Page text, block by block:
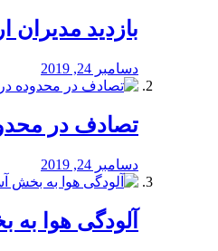
بازدید
دسامبر 24, 2019
تصادف در
دسامبر 24, 2019
آلودگی هوا